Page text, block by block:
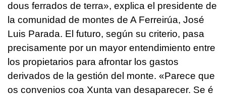
dous ferrados de terra», explica el presidente de
la comunidad de montes de A Ferreirúa, José
Luis Parada. El futuro, según su criterio, pasa
precisamente por un mayor entendimiento entre
los propietarios para afrontar los gastos
derivados de la gestión del monte. «Parece que
os convenios coa Xunta van desaparecer. Se é